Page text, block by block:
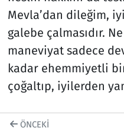
Mevla’dan dileğim,
galebe çalmasıdır.
maneviyat sadece
kadar ehemmiyetli
çoğaltıp, iyilerden
ÖNCEKI